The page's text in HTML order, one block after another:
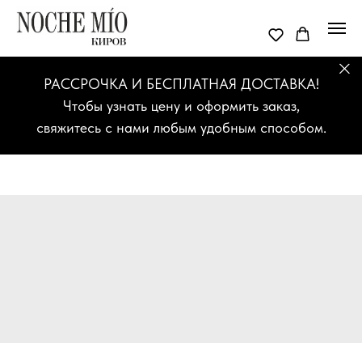
РАССРОЧКА И БЕСПЛАТНАЯ ДОСТАВКА!
Чтобы узнать цену и оформить заказ,
свяжитесь с нами любым удобным способом.